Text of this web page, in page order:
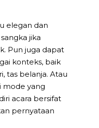
elegan dan
jika
Pun juga dapat
konteks, baik
tas belanja. Atau
mode yang
acara bersifat
pernyataan